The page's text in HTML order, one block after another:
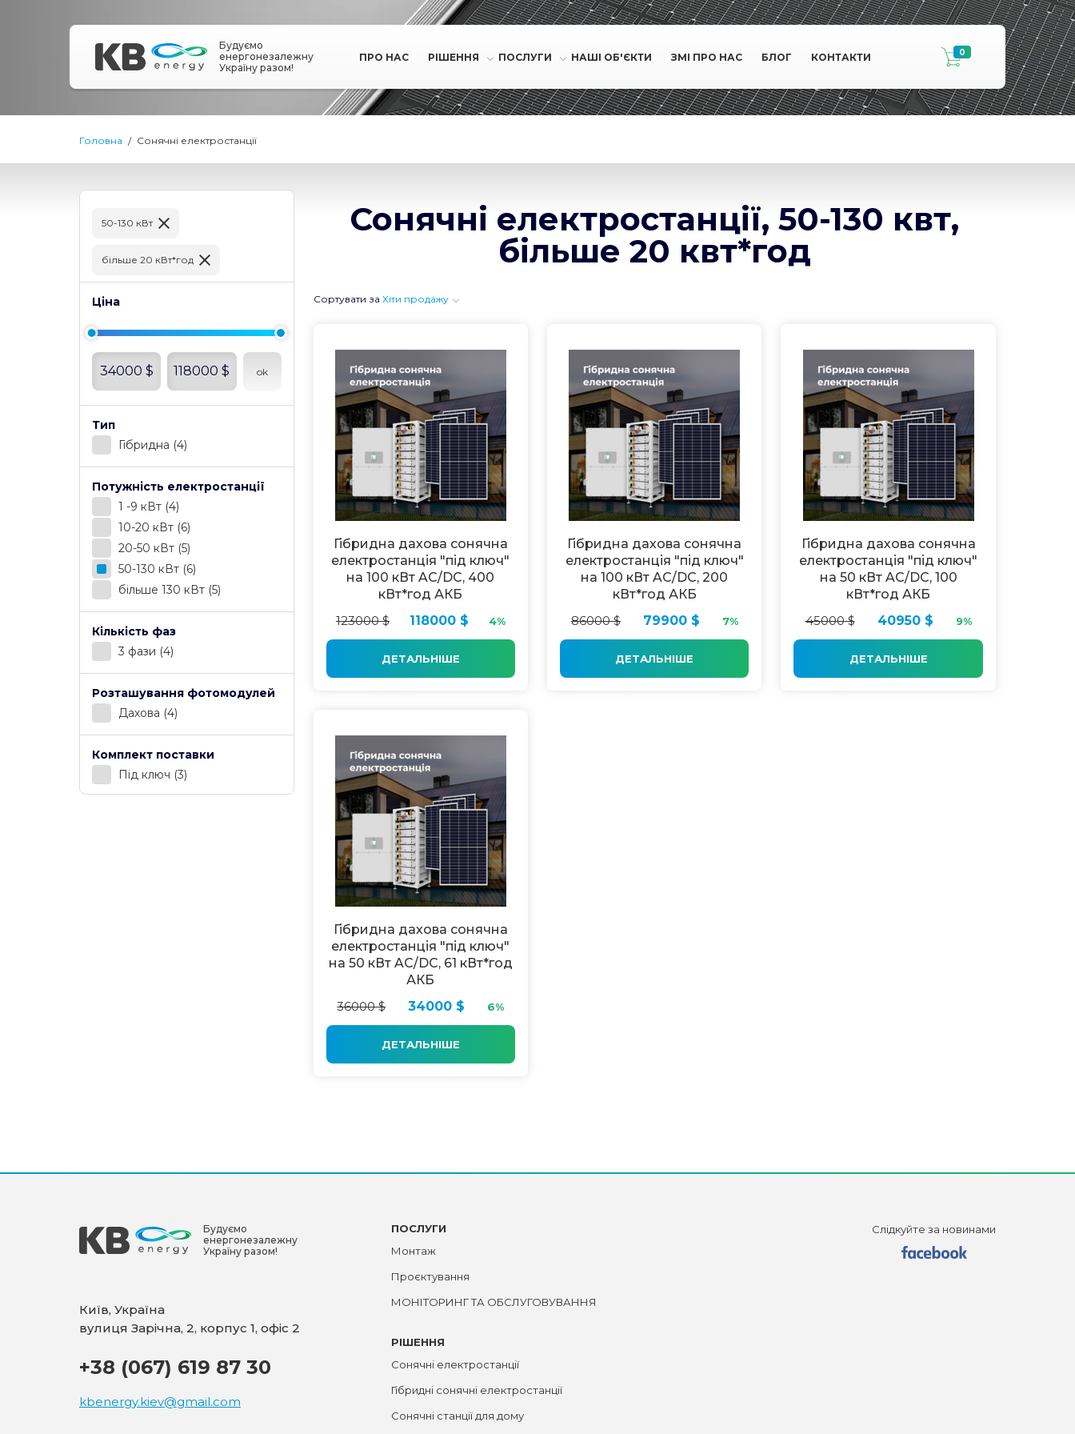
Будуємо
енергонезалежну
Україну разом!
ПРО НАС РІШЕННЯ ПОСЛУГИ НАШІ ОБ'ЄКТИ ЗМІ ПРО НАС БЛОГ КОНТАКТИ 0
Головна Сонячні електростанції
50-130 кВт
більше 20 кВт*год
Ціна
34000 $ 118000 $ ok
Тип
Гібридна (4)
Потужність електростанції
1 -9 кВт (4)
10-20 кВт (6)
20-50 кВт (5)
50-130 кВт (6)
більше 130 кВт (5)
Кількість фаз
3 фази (4)
Розташування фотомодулей
Дахова (4)
Комплект поставки
Під ключ (3)
Сонячні електростанції, 50-130 квт,
більше 20 квт*год
Сортувати за Хіти продажу
Гібридна дахова сонячна
електростанція "під ключ"
на 100 кВт AC/DC, 400
кВт*год АКБ
123000 $
118000 $ 4%
ДЕТАЛЬНІШЕ
Гібридна дахова сонячна
електростанція "під ключ"
на 100 кВт AC/DC, 200
кВт*год АКБ
86000 $
79900 $ 7%
ДЕТАЛЬНІШЕ
Гібридна дахова сонячна
електростанція "під ключ"
на 50 кВт AC/DC, 100
кВт*год АКБ
45000 $
40950 $ 9%
ДЕТАЛЬНІШЕ
Гібридна дахова сонячна
електростанція "під ключ"
на 50 кВт AC/DC, 61 кВт*год
АКБ
36000 $
34000 $ 6%
ДЕТАЛЬНІШЕ
Будуємо
енергонезалежну
Україну разом!
Київ, Україна
вулиця Зарічна, 2, корпус 1, офіс 2
+38 (067) 619 87 30
kbenergy.kiev@gmail.com
ПОСЛУГИ
Монтаж
Проєктування
МОНІТОРИНГ ТА ОБСЛУГОВУВАННЯ
РІШЕННЯ
Сонячні електростанції
Гібридні сонячні електростанції
Сонячні станції для дому
Слідкуйте за новинами